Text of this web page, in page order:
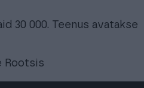
30 000. Teenus avatakse
Rootsis